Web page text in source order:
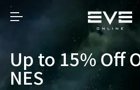
Up to 15% Off
NES